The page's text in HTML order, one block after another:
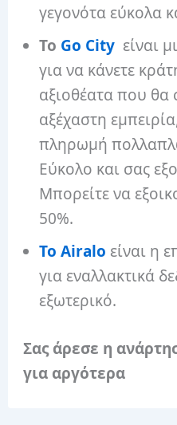
γεγονότα εύκολα
Το Go City είναι
για να κάνετε
αξιοθέατα που θα
αξέχαστη
πληρωμή
Εύκολο και σας
Μπορείτε να
50%.
Το Airalo είναι η
για εναλλακτικά
εξωτερικό.
Σας άρεσε η
για αργότερα